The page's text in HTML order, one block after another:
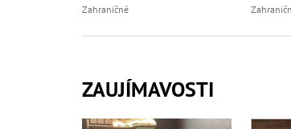
Zahraničné
ZAUJÍMAVOSTI